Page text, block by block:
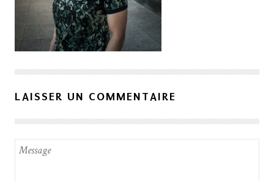
LAISSER UN COMMENTAIRE